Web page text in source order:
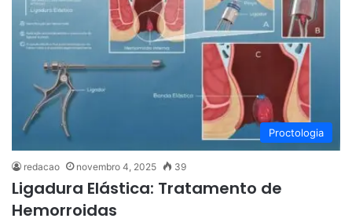
Proctologia
redacao novembro 4, 2025 39
Ligadura Elástica: Tratamento de
Hemorroidas